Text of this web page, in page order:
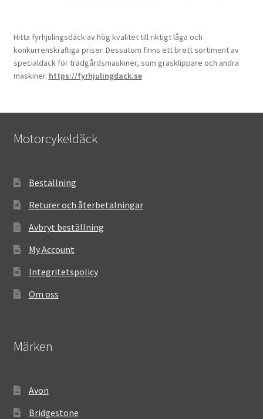
Hitta fyrhjulingsdäck av hög kvalitet till riktigt låga och
konkurrenskraftiga priser. Dessutom finns ett brett sortiment av
specialdäck för trädgårdsmaskiner, som gräsklippare och andra
maskiner. https://fyrhjulingdack.se
Motorcykeldäck
Beställning
Returer och återbetalningar
Avbryt beställning
My Account
Integritetspolicy
Om oss
Märken
Avon
Bridgestone